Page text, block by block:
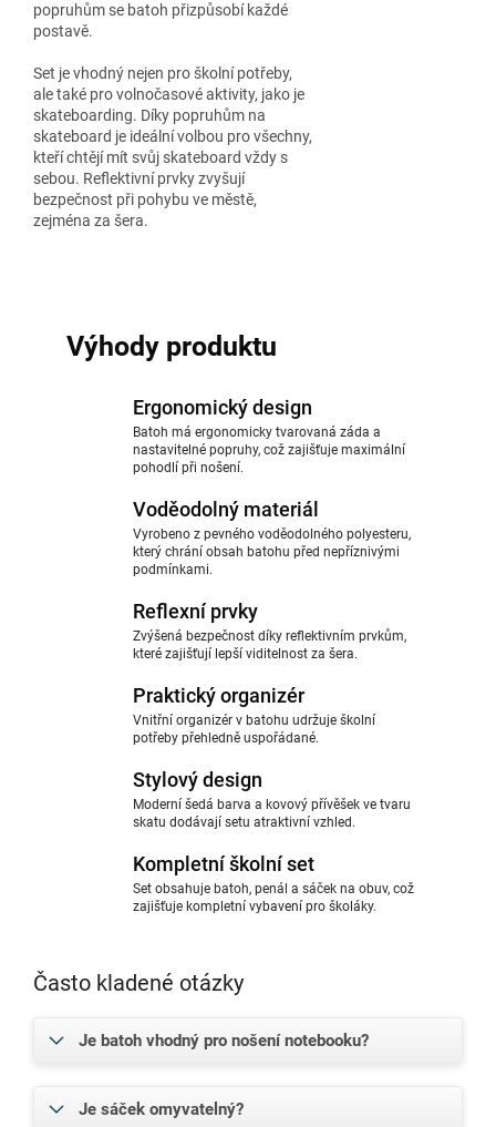
popruhům se batoh přizpůsobí každé
postavě.
Set je vhodný nejen pro školní potřeby,
ale také pro volnočasové aktivity, jako je
skateboarding. Díky popruhům na
skateboard je ideální volbou pro všechny,
kteří chtějí mít svůj skateboard vždy s
sebou. Reflektivní prvky zvyšují
bezpečnost při pohybu ve městě,
zejména za šera.
Výhody produktu
Ergonomický design
Batoh má ergonomicky tvarovaná záda a
nastavitelné popruhy, což zajišťuje maximální
pohodlí při nošení.
Voděodolný materiál
Vyrobeno z pevného voděodolného polyesteru,
který chrání obsah batohu před nepříznivými
podmínkami.
Reflexní prvky
Zvýšená bezpečnost díky reflektivním prvkům,
které zajišťují lepší viditelnost za šera.
Praktický organizér
Vnitřní organizér v batohu udržuje školní
potřeby přehledně uspořádané.
Stylový design
Moderní šedá barva a kovový přívěšek ve tvaru
skatu dodávají setu atraktivní vzhled.
Kompletní školní set
Set obsahuje batoh, penál a sáček na obuv, což
zajišťuje kompletní vybavení pro školáky.
Často kladené otázky
Je batoh vhodný pro nošení notebooku?
Je sáček omyvatelný?